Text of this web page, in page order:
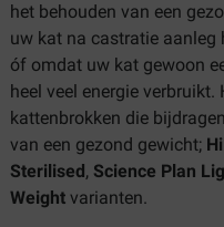
het behouden van een
uw kat na castratie aanleg
óf omdat uw kat gewoon
heel veel energie
kattenbrokken die
van een gezond gewicht;
Sterilised , Science Plan
Weight varianten.